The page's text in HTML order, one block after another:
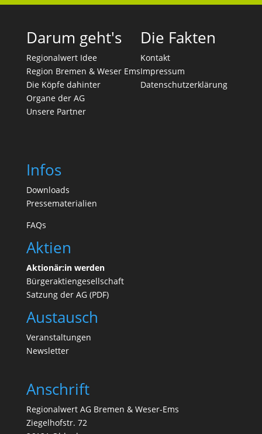
Darum geht's
Regionalwert Idee
Region Bremen & Weser Ems
Die Köpfe dahinter
Organe der AG
Unsere Partner
Die Fakten
Kontakt
Impressum
Datenschutzerklärung
Infos
Downloads
Pressematerialien
FAQs
Aktien
Aktionär:in werden
Bürgeraktiengesellschaft
Satzung der AG (PDF)
Austausch
Veranstaltungen
Newsletter
Anschrift
Regionalwert AG Bremen & Weser-Ems
Ziegelhofstr. 72